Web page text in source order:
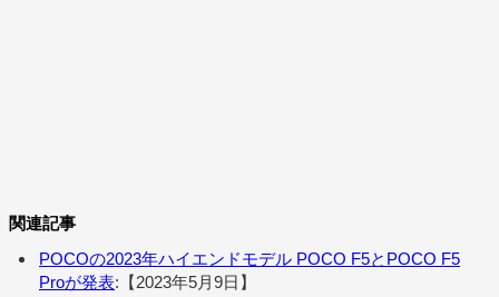
関連記事
POCOの2023年ハイエンドモデル POCO F5とPOCO F5
Proが発表:【2023年5月9日】